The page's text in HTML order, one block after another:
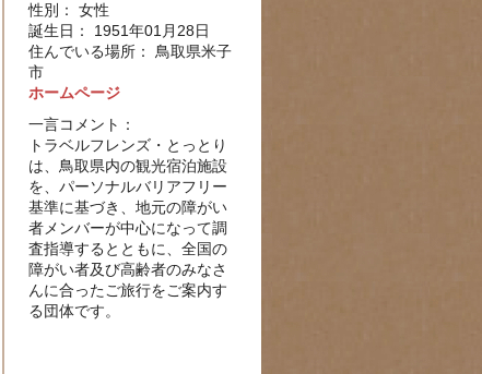
性別： 女性
誕生日： 1951年01月28日
住んでいる場所： 鳥取県米子
市
ホームページ
一言コメント：
トラベルフレンズ・とっとり
は、鳥取県内の観光宿泊施設
を、パーソナルバリアフリー
基準に基づき、地元の障がい
者メンバーが中心になって調
査指導するとともに、全国の
障がい者及び高齢者のみなさ
んに合ったご旅行をご案内す
る団体です。